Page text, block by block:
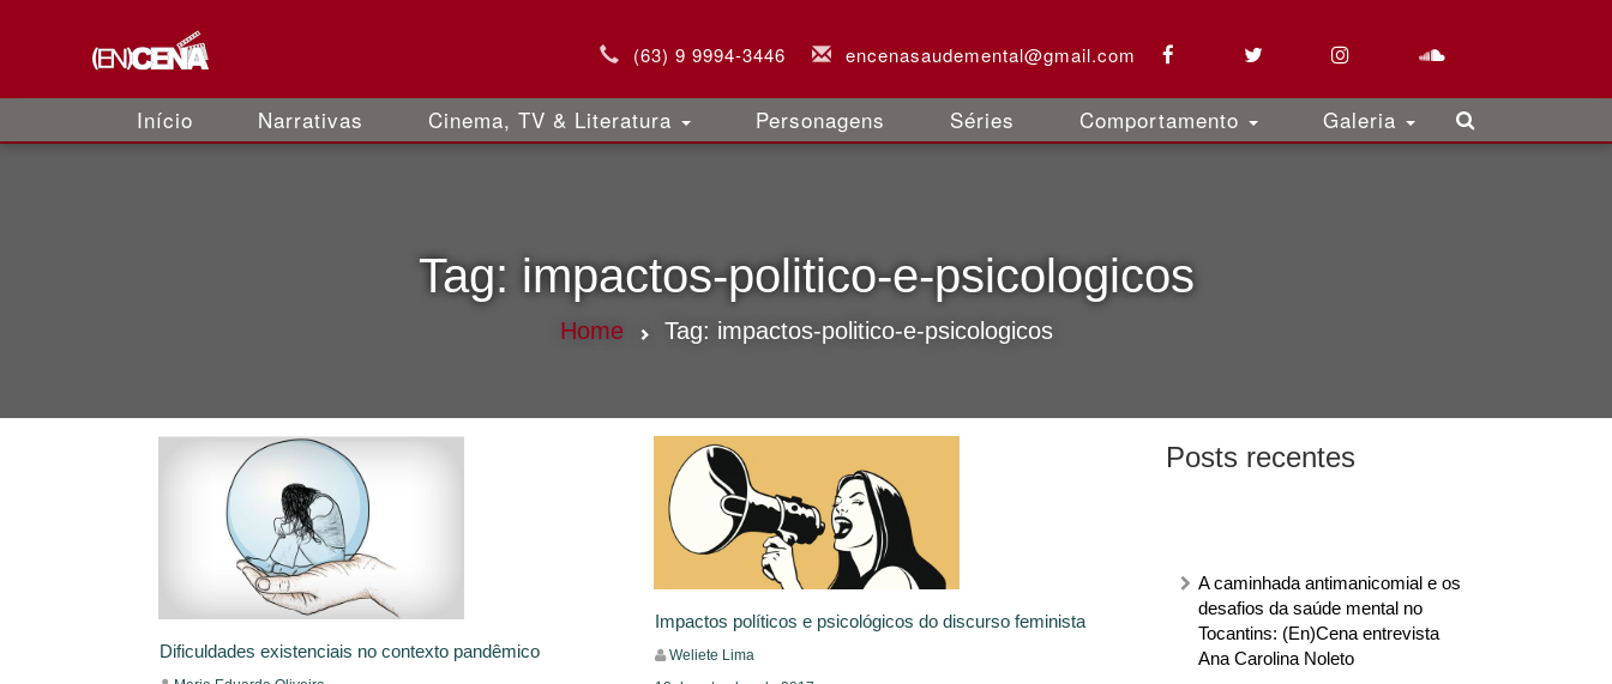
(63) 9 9994-3446 encenasaudemental@gmail.com
Início Narrativas Cinema, TV & Literatura Personagens Séries Comportamento Galeria
Tag: impactos-politico-e-psicologicos
Home Tag: impactos-politico-e-psicologicos
Posts recentes
A caminhada antimanicomial e os
desafios da saúde mental no
Tocantins: (En)Cena entrevista
Ana Carolina Noleto
Dificuldades existenciais no contexto pandêmico
Impactos políticos e psicológicos do discurso feminista
Weliete Lima